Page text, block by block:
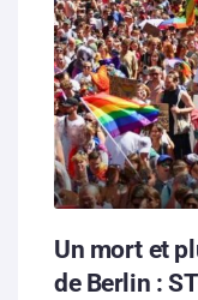
Un mort et
de Berlin :